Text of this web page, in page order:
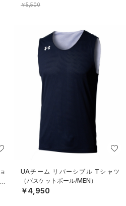
￥5,500
UAチーム リバーシブル Tシャツ
（バスケットボール/MEN）
￥4,950